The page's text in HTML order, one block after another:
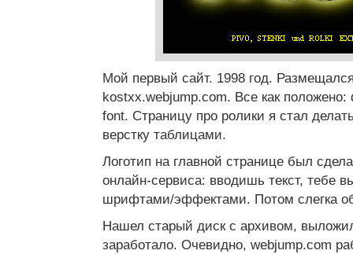
Мой первый сайт. 1998 год.
kostxx.webjump.com. Все как
font. Страницу про ролики я стал
верстку таблицами.
Логотип на главной странице был
онлайн-сервиса: вводишь текст, тебе
шрифтами/эффектами. Потом слегка
Нашел старый диск с архивом,
заработало. Очевидно, webjump.com